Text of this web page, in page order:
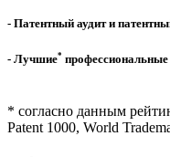
- Патентный аудит и
- Лучшие*
* согласно данным
Patent 1000, World